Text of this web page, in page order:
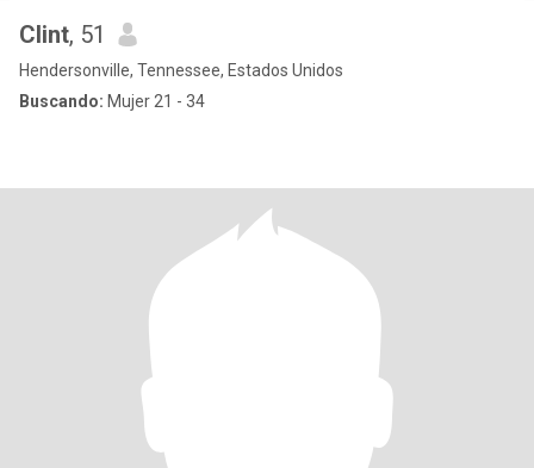
Clint, 51
Hendersonville, Tennessee, Estados Unidos
Buscando: Mujer 21 - 34